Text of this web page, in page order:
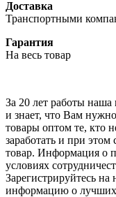
Доставка
Транспортными
Гарантия
На весь товар
За 20 лет работы
и знает, что Вам
товары оптом те, кто
заработать и при этом
товар. Информация о
условиях
Зарегистрируйтесь
информацию о лучших